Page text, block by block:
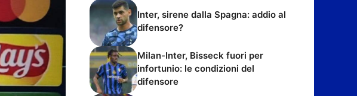
Inter, sirene dalla Spagna: addio al
difensore?
Milan-Inter, Bisseck fuori per
infortunio: le condizioni del
difensore